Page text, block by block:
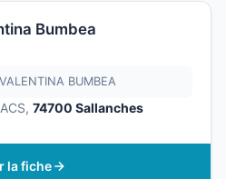
Bumbea
BUMBEA
74700 Sallanches
la fiche